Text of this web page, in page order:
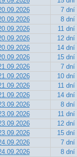
7 dní
8 dní
11 dní
12 dní
14 dní
15 dní
7 dní
10 dní
11 dní
14 dní
8 dní
11 dní
12 dní
15 dní
7 dní
8 dní